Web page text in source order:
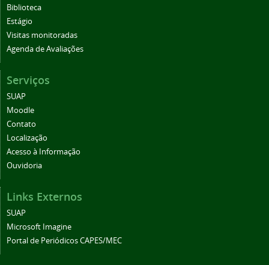
Biblioteca
Estágio
Visitas monitoradas
Agenda de Avaliações
Serviços
SUAP
Moodle
Contato
Localização
Acesso à Informação
Ouvidoria
Links Externos
SUAP
Microsoft Imagine
Portal de Periódicos CAPES/MEC